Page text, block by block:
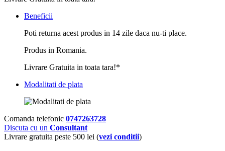
Beneficii
Poti returna acest produs in 14 zile daca nu-ti place.
Produs in Romania.
Livrare Gratuita in toata tara!*
Modalitati de plata
Comanda telefonic 0747263728
Discuta cu un Consultant
Livrare gratuita peste 500 lei (vezi conditii)